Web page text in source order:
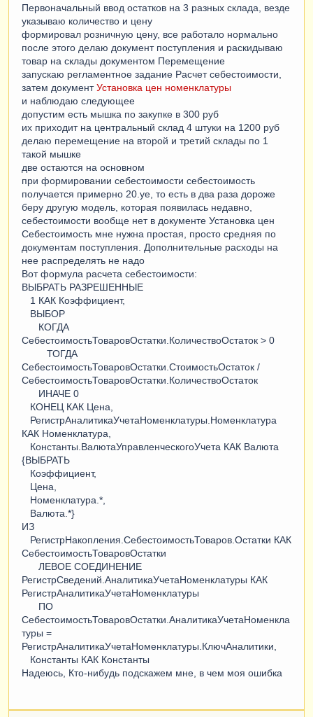
Первоначальный ввод остатков на 3 разных склада, везде
указываю количество и цену
формировал розничную цену, все работало нормально
после этого делаю документ поступления и раскидываю
товар на склады документом Перемещение
запускаю регламентное задание Расчет себестоимости,
затем документУстановка цен номенклатуры
и наблюдаю следующее
допустим есть мышка по закупке в 300 руб
их приходит на центральный склад 4 штуки на 1200 руб
делаю перемещение на второй и третий склады по 1
такой мышке
две остаются на основном
при формировании себестоимости себестоимость
получается примерно 20.уе, то есть в два раза дороже
беру другую модель, которая появилась недавно,
себестоимости вообще нет в документе Установка цен
Себестоимость мне нужна простая, просто средняя по
документам поступления. Дополнительные расходы на
нее распределять не надо
Вот формула расчета себестоимости:
ВЫБРАТЬ РАЗРЕШЕННЫЕ
1 КАК Коэффициент,
ВЫБОР
КОГДА
СебестоимостьТоваровОстатки.КоличествоОстаток > 0
ТОГДА
СебестоимостьТоваровОстатки.СтоимостьОстаток /
СебестоимостьТоваровОстатки.КоличествоОстаток
ИНАЧЕ 0
КОНЕЦ КАК Цена,
РегистрАналитикаУчетаНоменклатуры.Номенклатура
КАК Номенклатура,
Константы.ВалютаУправленческогоУчета КАК Валюта
{ВЫБРАТЬ
Коэффициент,
Цена,
Номенклатура.*,
Валюта.*}
ИЗ
РегистрНакопления.СебестоимостьТоваров.Остатки КАК
СебестоимостьТоваровОстатки
ЛЕВОЕ СОЕДИНЕНИЕ
РегистрСведений.АналитикаУчетаНоменклатуры КАК
РегистрАналитикаУчетаНоменклатуры
ПО
СебестоимостьТоваровОстатки.АналитикаУчетаНоменкла
туры =
РегистрАналитикаУчетаНоменклатуры.КлючАналитики,
Константы КАК Константы
Надеюсь, Кто-нибудь подскажем мне, в чем моя ошибка